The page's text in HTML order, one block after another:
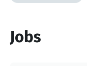
Jobs